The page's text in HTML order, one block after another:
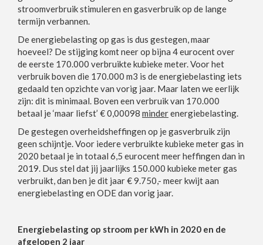
stroomverbruik stimuleren en gasverbruik op de lange
termijn verbannen.
De energiebelasting op gas is dus gestegen, maar
hoeveel? De stijging komt neer op bijna 4 eurocent over
de eerste 170.000 verbruikte kubieke meter. Voor het
verbruik boven die 170.000 m3 is de energiebelasting iets
gedaald ten opzichte van vorig jaar. Maar laten we eerlijk
zijn: dit is minimaal. Boven een verbruik van 170.000
betaal je ‘maar liefst’ € 0,00098 minderenergiebelasting.
De gestegen overheidsheffingen op je gasverbruik zijn
geen schijntje. Voor iedere verbruikte kubieke meter gas in
2020 betaal je in totaal 6,5 eurocent meer heffingen dan in
2019. Dus stel dat jij jaarlijks 150.000 kubieke meter gas
verbruikt, dan ben je dit jaar € 9.750,- meer kwijt aan
energiebelasting en ODE dan vorig jaar.
Energiebelasting op stroom per kWh in 2020 en de
afgelopen 2 jaar